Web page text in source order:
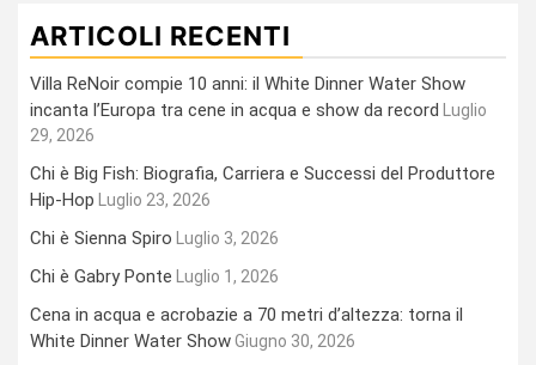
ARTICOLI RECENTI
Villa ReNoir compie 10 anni: il White Dinner Water Show
incanta l’Europa tra cene in acqua e show da record
Luglio
29, 2026
Chi è Big Fish: Biografia, Carriera e Successi del Produttore
Hip-Hop
Luglio 23, 2026
Chi è Sienna Spiro Luglio 3, 2026
Chi è Gabry Ponte Luglio 1, 2026
Cena in acqua e acrobazie a 70 metri d’altezza: torna il
White Dinner Water ShowGiugno 30, 2026